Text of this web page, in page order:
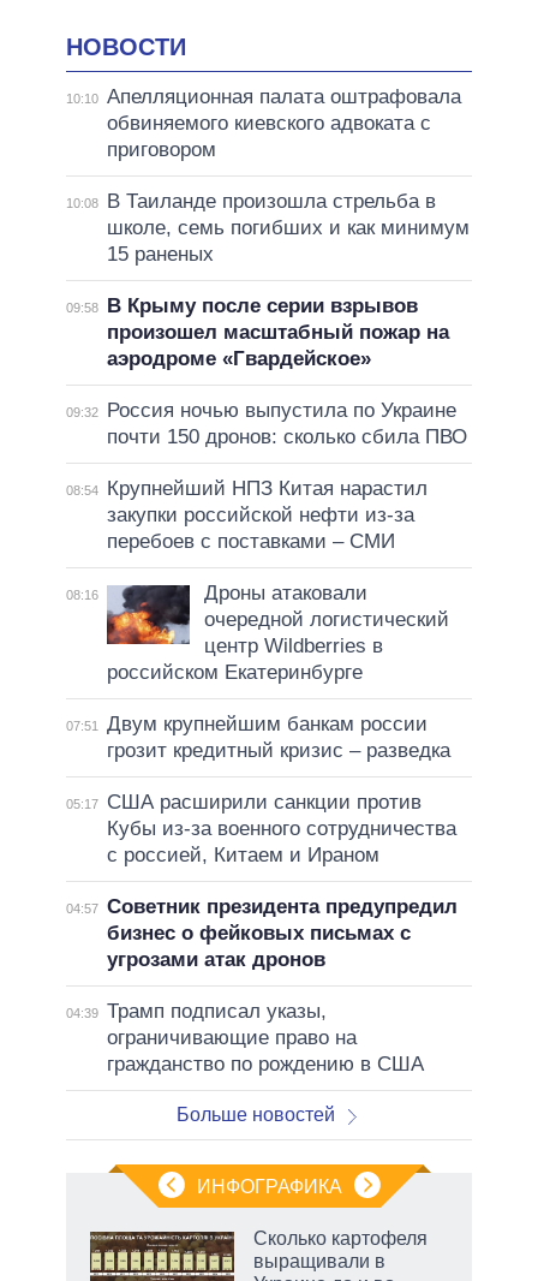
НОВОСТИ
10:10 Апелляционная палата оштрафовала
обвиняемого киевского адвоката с
приговором
10:08
В Таиланде произошла стрельба в
школе, семь погибших и как минимум
15 раненых
09:58
В Крыму после серии взрывов
произошел масштабный пожар на
аэродроме «Гвардейское»
09:32
Россия ночью выпустила по Украине
почти 150 дронов: сколько сбила ПВО
08:54
Крупнейший НПЗ Китая нарастил
закупки российской нефти из-за
перебоев с поставками – СМИ
08:16
Дроны атаковали
очередной логистический
центр Wildberries в
российском Екатеринбурге
07:51
Двум крупнейшим банкам россии
грозит кредитный кризис – разведка
05:17
США расширили санкции против
Кубы из-за военного сотрудничества
с россией, Китаем и Ираном
04:57 Советник президента предупредил
бизнес о фейковых письмах с
угрозами атак дронов
04:39 Трамп подписал указы,
ограничивающие право на
гражданство по рождению в США
Больше новостей
ИНФОГРАФИКА
Сколько картофеля
выращивали в